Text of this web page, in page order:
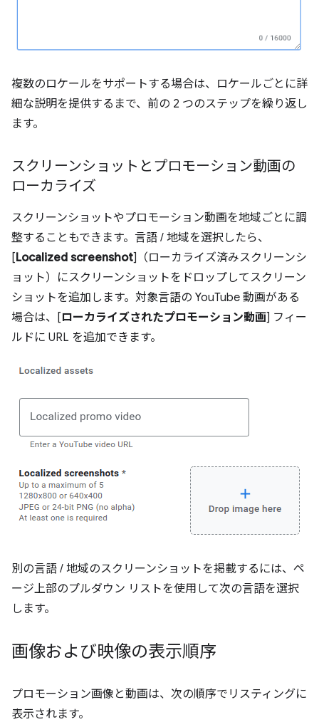
複数のロケールをサポートする場合は、ロケールごとに詳
細な説明を提供するまで、前の 2 つのステップを繰り返し
ます。
スクリーンショットとプロモーション動画の
ローカライズ
スクリーンショットやプロモーション動画を地域ごとに調
整することもできます。言語 / 地域を選択したら、
[Localized screenshot]（ローカライズ済みスクリーンシ
ョット）にスクリーンショットをドロップしてスクリーン
ショットを追加します。対象言語の YouTube 動画がある
場合は、[ローカライズされたプロモーション動画] フィー
ルドに URL を追加できます。
別の言語 / 地域のスクリーンショットを掲載するには、ペ
ージ上部のプルダウン リストを使用して次の言語を選択
します。
画像および映像の表示順序
プロモーション画像と動画は、次の順序でリスティングに
表示されます。